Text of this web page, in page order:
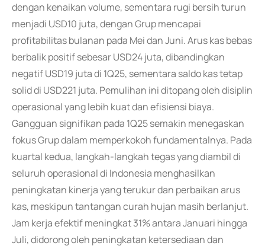
dengan kenaikan volume, sementara rugi bersih turun
menjadi USD10 juta, dengan Grup mencapai
profitabilitas bulanan pada Mei dan Juni. Arus kas bebas
berbalik positif sebesar USD24 juta, dibandingkan
negatif USD19 juta di 1Q25, sementara saldo kas tetap
solid di USD221 juta. Pemulihan ini ditopang oleh disiplin
operasional yang lebih kuat dan efisiensi biaya.
Gangguan signifikan pada 1Q25 semakin menegaskan
fokus Grup dalam memperkokoh fundamentalnya. Pada
kuartal kedua, langkah-langkah tegas yang diambil di
seluruh operasional di Indonesia menghasilkan
peningkatan kinerja yang terukur dan perbaikan arus
kas, meskipun tantangan curah hujan masih berlanjut.
Jam kerja efektif meningkat 31% antara Januari hingga
Juli, didorong oleh peningkatan ketersediaan dan